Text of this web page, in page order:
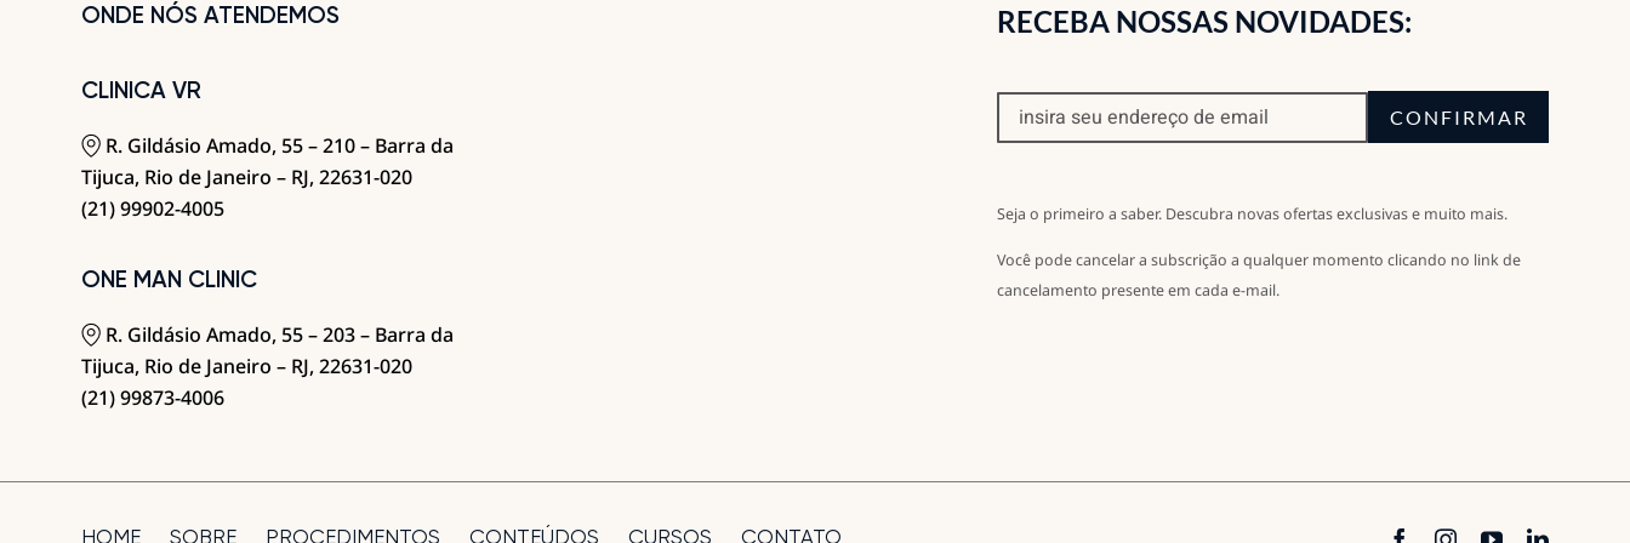
ONDE NÓS ATENDEMOS
CLINICA VR
R. Gildásio Amado, 55 – 210 – Barra da
Tijuca, Rio de Janeiro – RJ, 22631-020
(21) 99902-4005
ONE MAN CLINIC
R. Gildásio Amado, 55 – 203 – Barra da
Tijuca, Rio de Janeiro – RJ, 22631-020
(21) 99873-4006
RECEBA NOSSAS NOVIDADES:
CONFIRMAR
Seja o primeiro a saber. Descubra novas ofertas exclusivas e muito mais.
Você pode cancelar a subscrição a qualquer momento clicando no link de
cancelamento presente em cada e-mail.